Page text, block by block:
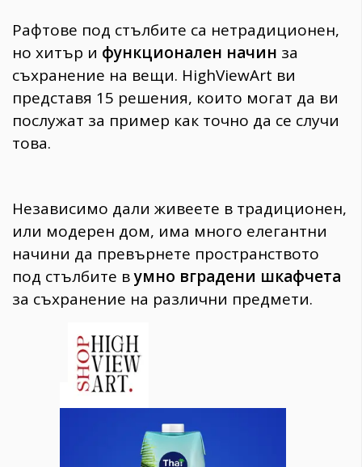
Gentlemen
Wellness
1817
НИ
Рафтове под стълбите са нетрадиционен,
но хитър и функционален начин за
съхранение на вещи. HighViewArt ви
представя 15 решения, които могат да ви
послужат за пример как точно да се случи
това.
Независимо дали живеете в традиционен,
или модерен дом, има много елегантни
начини да превърнете пространството
под стълбите вумно вградени шкафчета
за съхранение на различни предмети.